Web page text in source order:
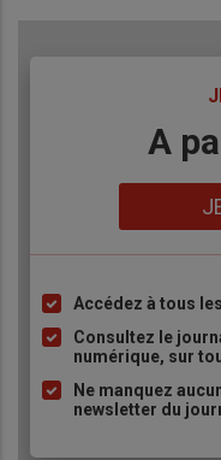
A
Liste
à
puce
Accédez à tous
Consultez le
numérique, sur
Ne manquez
newsletter du